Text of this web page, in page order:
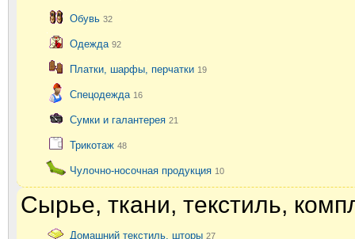
Обувь 32
Одежда 92
Платки, шарфы, перчатки 19
Спецодежда 16
Сумки и галантерея 21
Трикотаж 48
Чулочно-носочная продукция 10
Сырье, ткани, текстиль,
Домашний текстиль, шторы 27